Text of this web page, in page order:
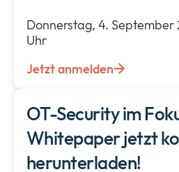
Donnerstag, 4. September
Uhr
Jetzt anmelden
OT-Security im
Whitepaper jetzt
herunterladen!